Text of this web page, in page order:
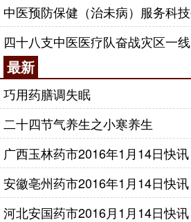
四十八支中医医疗队奋战灾区一线
最新
巧用药膳调失眠
二十四节气养生之小寒养生
广西玉林药市2016年1月14日快讯
安徽亳州药市2016年1月14日快讯
河北安国药市2016月1月14日快讯